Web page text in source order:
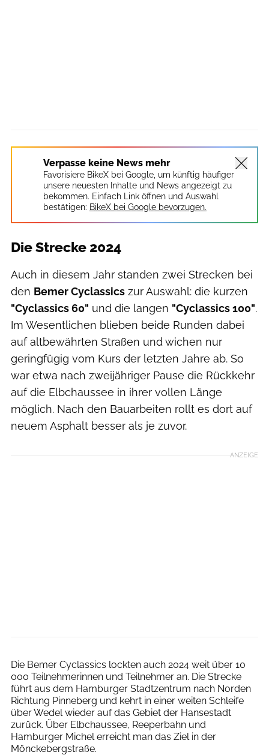
Verpasse keine News mehr
Favorisiere BikeX bei Google, um künftig häufiger
unsere neuesten Inhalte und News angezeigt zu
bekommen. Einfach Link öffnen und Auswahl
bestätigen: BikeX bei Google bevorzugen.
Die Strecke 2024
Auch in diesem Jahr standen zwei Strecken bei
den Bemer Cyclassics zur Auswahl: die kurzen
"Cyclassics 60" und die langen "Cyclassics 100".
Im Wesentlichen blieben beide Runden dabei
auf altbewährten Straßen und wichen nur
geringfügig vom Kurs der letzten Jahre ab. So
war etwa nach zweijähriger Pause die Rückkehr
auf die Elbchaussee in ihrer vollen Länge
möglich. Nach den Bauarbeiten rollt es dort auf
neuem Asphalt besser als je zuvor.
ANZEIGE
Die Bemer Cyclassics lockten auch 2024 weit über 10
000 Teilnehmerinnen und Teilnehmer an. Die Strecke
führt aus dem Hamburger Stadtzentrum nach Norden
Richtung Pinneberg und kehrt in einer weiten Schleife
über Wedel wieder auf das Gebiet der Hansestadt
zurück. Über Elbchaussee, Reeperbahn und
Hamburger Michel erreicht man das Ziel in der
Mönckebergstraße.